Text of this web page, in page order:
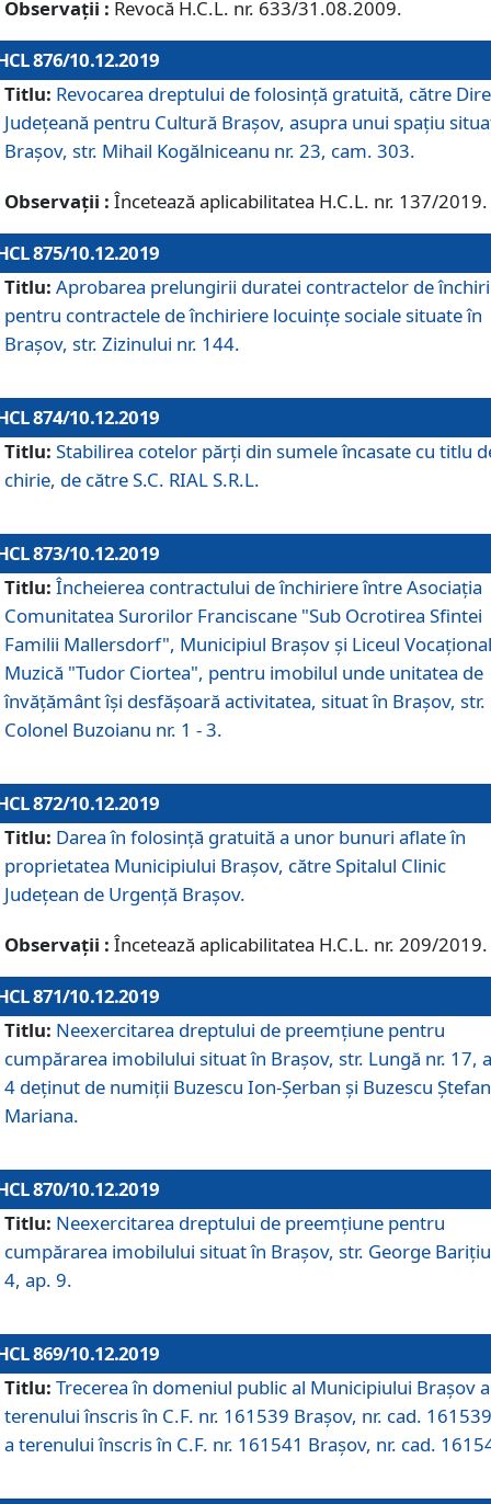
Observații : Revocă H.C.L. nr. 633/31.08.2009.
876/10.12.2019
Titlu: Revocarea dreptului de folosinţă gratuită, către
Judeţeană pentru Cultură Braşov, asupra unui spaţiu
Braşov, str. Mihail Kogălniceanu nr. 23, cam. 303.
Observații : Încetează aplicabilitatea H.C.L. nr. 137/2019.
875/10.12.2019
Titlu: Aprobarea prelungirii duratei contractelor de
pentru contractele de închiriere locuinţe sociale situate în
Braşov, str. Zizinului nr. 144.
874/10.12.2019
Titlu: Stabilirea cotelor părți din sumele încasate cu titlu
chirie, de către S.C. RIAL S.R.L.
873/10.12.2019
Titlu: Încheierea contractului de închiriere între Asociația
Comunitatea Surorilor Franciscane "Sub Ocrotirea Sfintei
Familii Mallersdorf", Municipiul Braşov şi Liceul
Muzică "Tudor Ciortea", pentru imobilul unde unitatea de
învățământ îşi desfăşoară activitatea, situat în Braşov, str.
Colonel Buzoianu nr. 1 - 3.
872/10.12.2019
Titlu: Darea în folosinţă gratuită a unor bunuri aflate în
proprietatea Municipiului Braşov, către Spitalul Clinic
Judeţean de Urgenţă Braşov.
Observații : Încetează aplicabilitatea H.C.L. nr. 209/2019.
871/10.12.2019
Titlu: Neexercitarea dreptului de preemţiune pentru
cumpărarea imobilului situat în Braşov, str. Lungă nr. 17,
4 deţinut de numiţii Buzescu Ion-Şerban și Buzescu
Mariana.
870/10.12.2019
Titlu: Neexercitarea dreptului de preemţiune pentru
cumpărarea imobilului situat în Braşov, str. George
4, ap. 9.
869/10.12.2019
Titlu: Trecerea în domeniul public al Municipiului Braşov a
terenului înscris în C.F. nr. 161539 Brașov, nr. cad.
a terenului înscris în C.F. nr. 161541 Brașov, nr. cad.